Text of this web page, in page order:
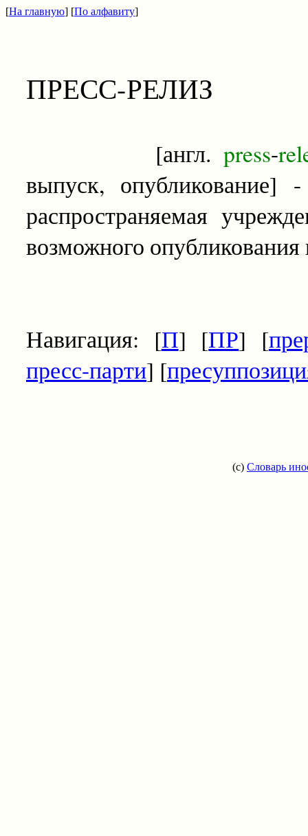
[На главную] [По алфавиту]
ПРЕСС-РЕЛИЗ
[англ. press-
выпуск,
распространяемая
возможного опубликования
Навигация: [П] [ПР] [
пресс-парти] [
(c) Словарь